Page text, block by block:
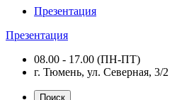
Презентация
Презентация
08.00 - 17.00 (ПН-ПТ)
г. Тюмень, ул. Северная, 3/2
Поиск